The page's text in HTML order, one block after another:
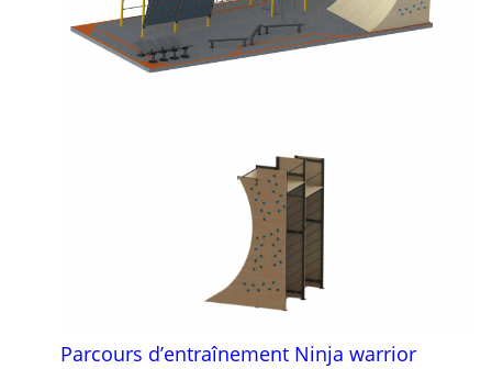
Parcours d’entraînement Ninja warrior